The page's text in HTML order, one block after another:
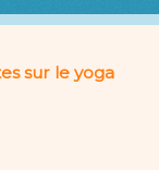
sur le yoga